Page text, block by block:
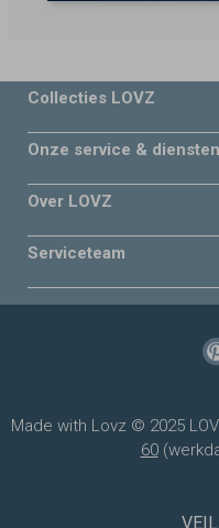
Collecties LOVZ
Onze service & diensten
Over LOVZ
Serviceteam
Made with Lovz © 2025
60